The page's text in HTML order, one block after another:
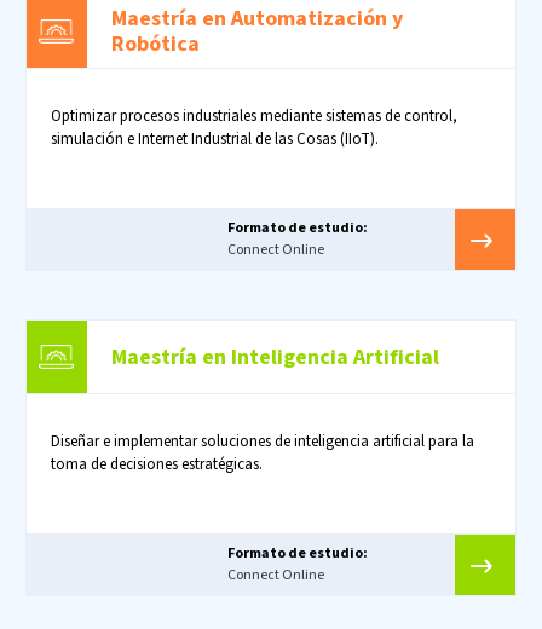
Maestría en Automatización y
Robótica
Optimizar procesos industriales mediante sistemas de control,
simulación e Internet Industrial de las Cosas (IIoT).
Formato de estudio:
Connect Online
Maestría en Inteligencia Artificial
Diseñar e implementar soluciones de inteligencia artificial para la
toma de decisiones estratégicas.
Formato de estudio:
Connect Online